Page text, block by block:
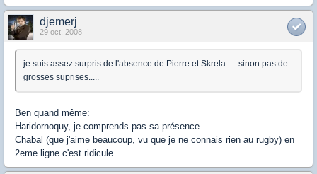
djemerj
29 oct. 2008
je suis assez surpris de l'absence de Pierre et Skrela......sinon pas de
grosses suprises.....
Ben quand même:
Haridornoquy, je comprends pas sa présence.
Chabal (que j'aime beaucoup, vu que je ne connais rien au rugby) en
2eme ligne c'est ridicule